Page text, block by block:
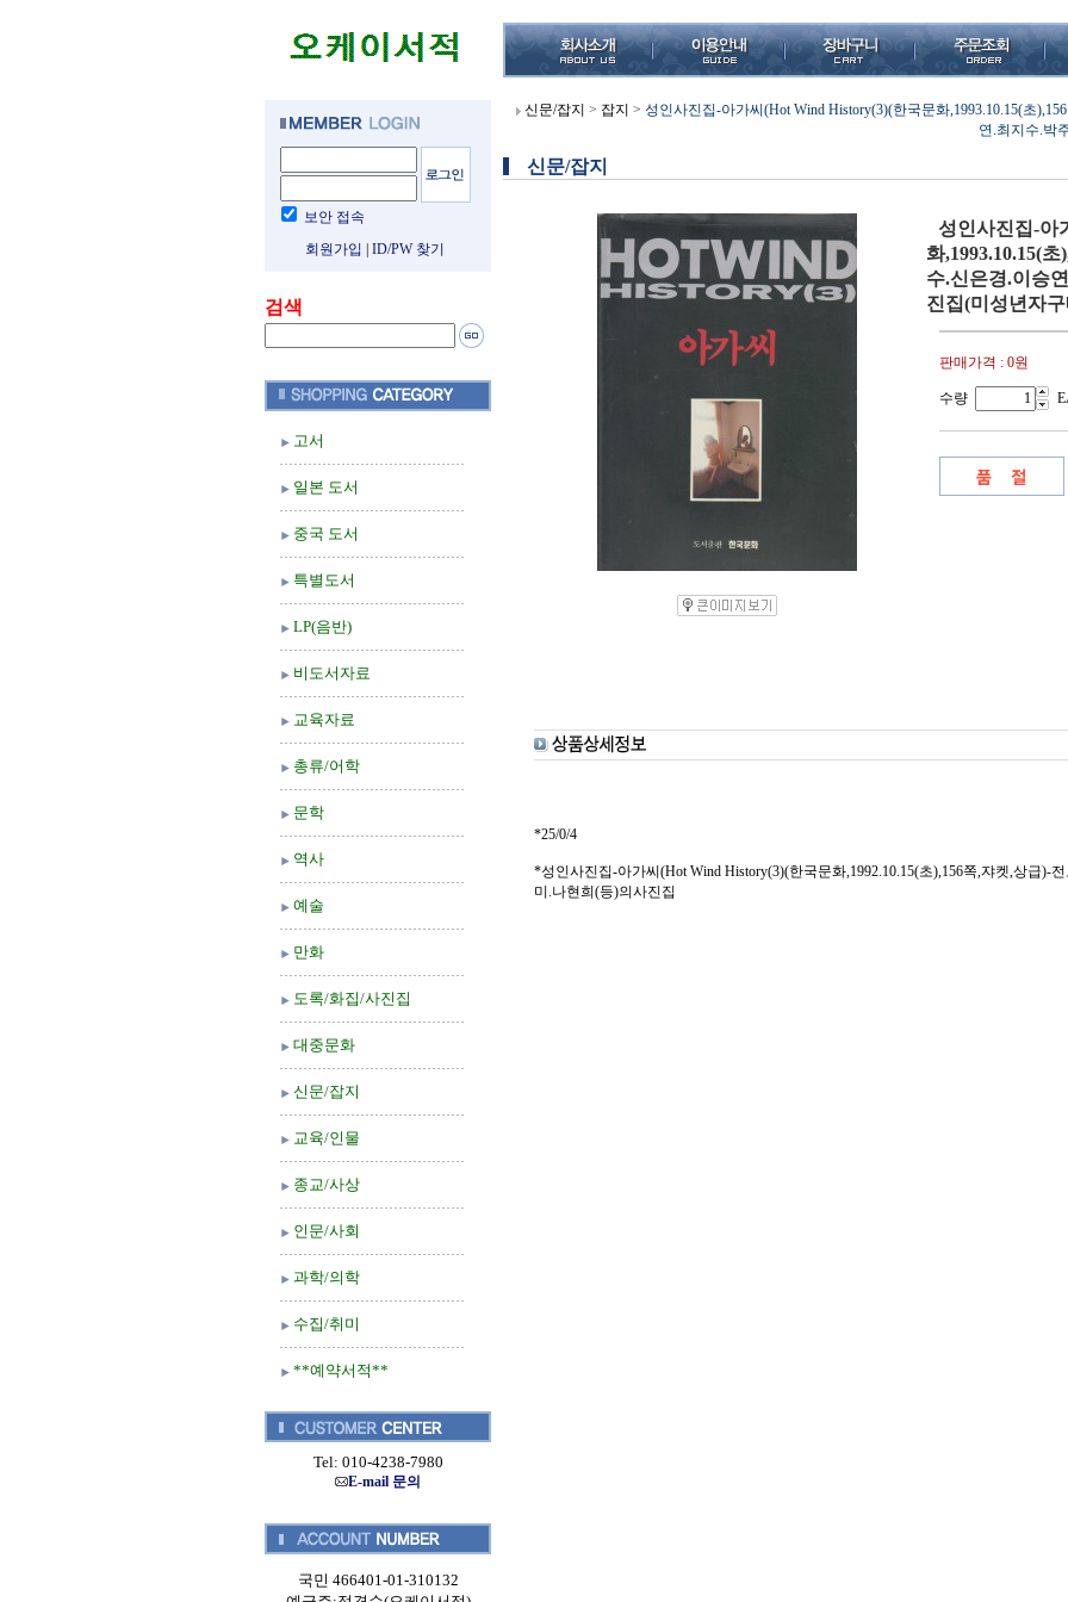
보안 접속
회원가입
ID/PW 찾기
검색
고서
일본 도서
중국 도서
특별도서
LP(음반)
비도서자료
교육자료
총류/어학
문학
역사
예술
만화
도록/화집/사진집
대중문화
신문/잡지
교육/인물
종교/사상
인문/사회
과학/의학
수집/취미
**예약서적**
Tel: 010-4238-7980
E-mail 문의
국민 466401-01-310132
신문/잡지 > 잡지 > 성인사진집-아가씨(Hot Wind History(3)(한국문화,1993.10.15(초
연.최지수.박
신문/잡지
성인사진집-아
화,1993.10.15(
수.신은경.이승
진집(미성년자
판매가격 : 0원
수량
*25/0/4
*성인사진집-아가씨(Hot Wind History(3)(한국문화,1992.10.15(초),156쪽,쟈켓,상급)-
미.나현희(등)의사진집